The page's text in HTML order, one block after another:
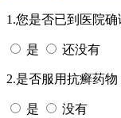
1.您是否已到医院确
是 还没有
2.是否服用抗癣药物
是 没有